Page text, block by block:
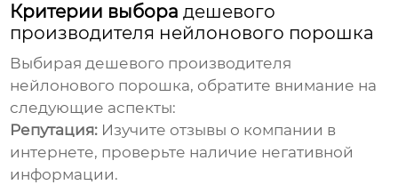
Критерии выборадешевого
производителя нейлонового порошка
Выбираядешевого производителя
нейлонового порошка, обратите внимание на
следующие аспекты:
Репутация: Изучите отзывы о компании в
интернете, проверьте наличие негативной
информации.